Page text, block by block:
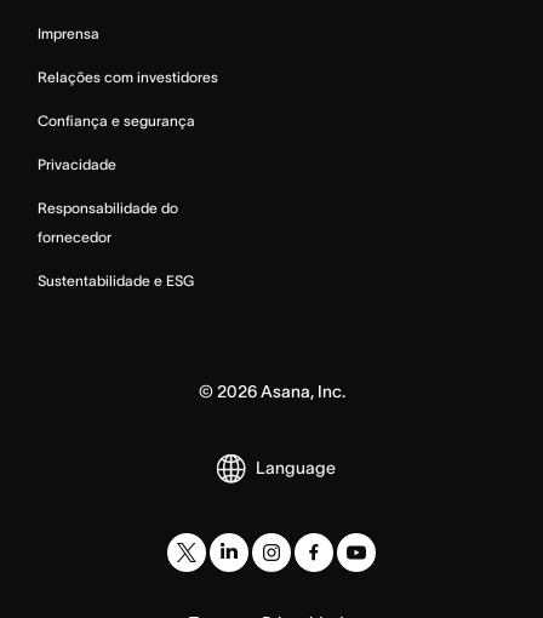
Imprensa
Relações com investidores
Confiança e segurança
Privacidade
Responsabilidade do
fornecedor
Sustentabilidade e ESG
©2026Asana, Inc.
Language